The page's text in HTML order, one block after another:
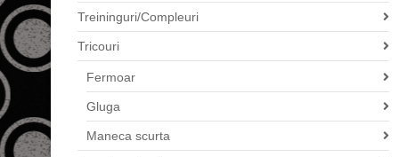
Treininguri/Compleuri
Tricouri
Fermoar
Gluga
Maneca scurta